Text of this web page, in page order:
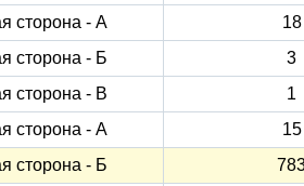
сторона - А
18
сторона - Б
3
сторона - В
1
сторона - А
15
сторона - Б